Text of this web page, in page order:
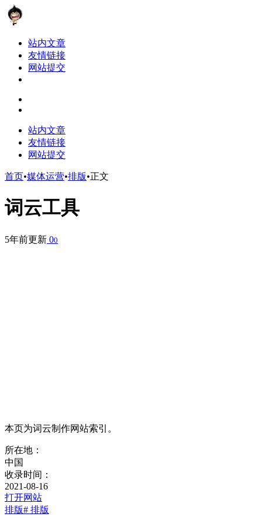
站内文章
友情链接
网站提交
站内文章
友情链接
网站提交
首页•媒体运营•排版•正文
词云工具
5年前更新 00
本页为词云制作网站索引。
所在地：
中国
收录时间：
2021-08-16
打开网站
排版# 排版